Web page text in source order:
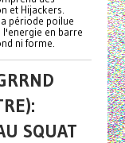
et Hijackers.
période poilue
en barre
ni forme.
SQUAT